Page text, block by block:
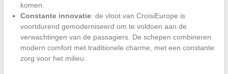
komen.
Constante innovatie: de vloot van CroisiEurope is
voortdurend gemoderniseerd om te voldoen aan de
verwachtingen van de passagiers. De schepen combineren
modern comfort met traditionele charme, met een constante
zorg voor het milieu.